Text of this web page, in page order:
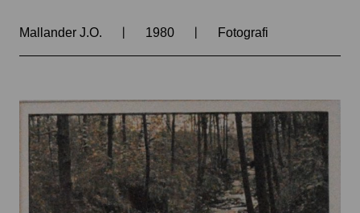
Mallander J.O. | 1980 | Fotografi